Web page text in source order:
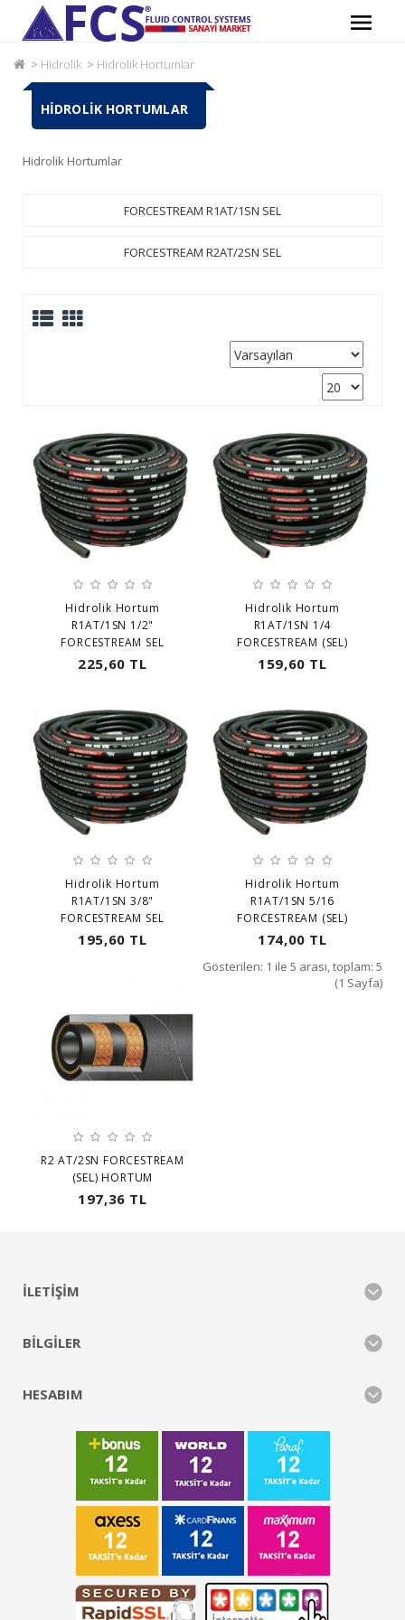
Hidrolik Hidrolik Hortumlar
HIDROLIK HORTUMLAR
Hidrolik Hortumlar
FORCESTREAM R1AT/1SN SEL
FORCESTREAM R2AT/2SN SEL
Hidrolik Hortum
R1AT/1SN 1/2"
FORCESTREAM SEL
225,60 TL
Hidrolik Hortum
R1AT/1SN 1/4
FORCESTREAM (SEL)
159,60 TL
Hidrolik Hortum
R1AT/1SN 3/8"
FORCESTREAM SEL
195,60 TL
Hidrolik Hortum
R1AT/1SN 5/16
FORCESTREAM (SEL)
174,00 TL
R2 AT/2SN FORCESTREAM
(SEL) HORTUM
197,36 TL
Gösterilen: 1 ile 5 arası, toplam: 5
(1 Sayfa)
İLETIŞIM
BILGILER
HESABIM